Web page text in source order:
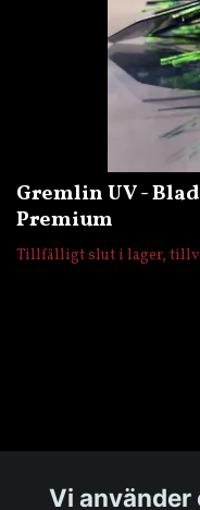
Gremlin UV -
Premium
Tillfälligt slut i lager,
Vi använder